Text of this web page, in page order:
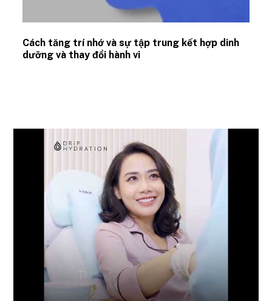
Cách tăng trí nhớ và sự tập trung kết hợp dinh
dưỡng và thay đổi hành vi